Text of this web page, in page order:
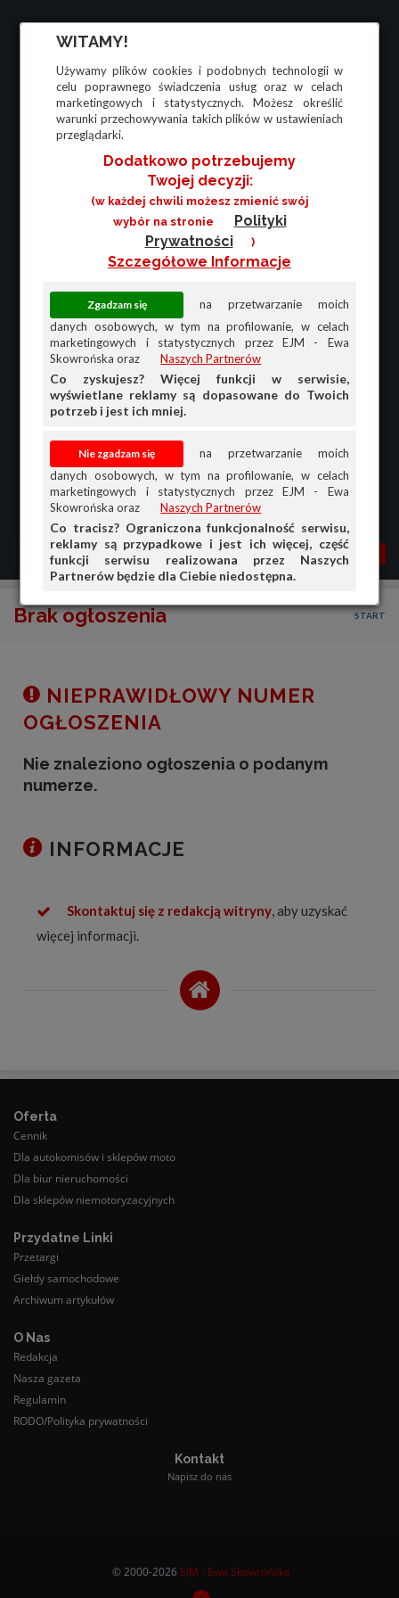
WITAMY!
Używamy plików cookies i podobnych technologii w
celu poprawnego świadczenia usług oraz w celach
marketingowych i statystycznych. Możesz określić
warunki przechowywania takich plików w ustawieniach
przeglądarki.
Dodatkowo potrzebujemy
Twojej decyzji:
(w każdej chwili możesz zmienić swój
wybór na stronie
Polityki
Prywatności
)
Szczegółowe Informacje
na przetwarzanie moich
danych osobowych, w tym na profilowanie, w celach
marketingowych i statystycznych przez EJM - Ewa
Skowrońska oraz
Naszych Partnerów
Co zyskujesz? Więcej funkcji w serwisie,
wyświetlane reklamy są dopasowane do Twoich
potrzeb i jest ich mniej.
na przetwarzanie moich
danych osobowych, w tym na profilowanie, w celach
marketingowych i statystycznych przez EJM - Ewa
Skowrońska oraz
Naszych Partnerów
Co tracisz? Ograniczona funkcjonalność serwisu,
reklamy są przypadkowe i jest ich więcej, część
funkcji serwisu realizowana przez Naszych
Partnerów będzie dla Ciebie niedostępna.
MENU MOJA AG
Brak ogłoszenia START
NIEPRAWIDŁOWY NUMER
OGŁOSZENIA
Nie znaleziono ogłoszenia o podanym
numerze.
INFORMACJE
Skontaktuj się z redakcją witryny, aby uzyskać
więcej informacji.
Oferta
Cennik
Dla autokomisów i sklepów moto
Dla biur nieruchomości
Dla sklepów niemotoryzacyjnych
Przydatne Linki
Przetargi
Giełdy samochodowe
Archiwum artykułów
O Nas
Redakcja
Nasza gazeta
Regulamin
RODO/Polityka prywatności
Kontakt
Napisz do nas
© 2000-2026 EJM - Ewa Skowrońska